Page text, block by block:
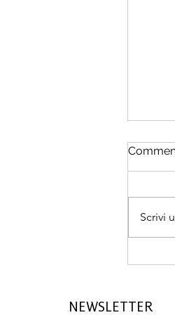
Scrivi
NEWSLETTER